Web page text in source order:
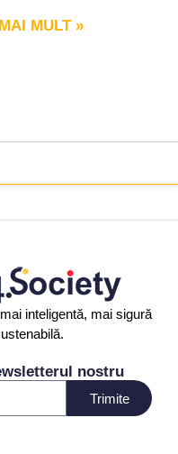
MULT »
inteligentă, mai sigură
nostru
Trimite